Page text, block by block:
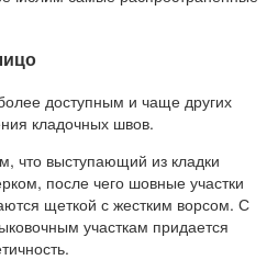
доступным и чаще других
кладочных швов.
что выступающий из кладки
после чего шовные участки
щеткой с жестким ворсом. С
участкам придается